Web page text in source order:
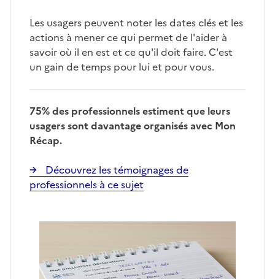
Les usagers peuvent noter les dates clés et les
actions à mener ce qui permet de l'aider à
savoir où il en est et ce qu'il doit faire. C'est
un gain de temps pour lui et pour vous.
75% des professionnels estiment que leurs
usagers sont davantage organisés avec Mon
Récap.
Découvrez les témoignages de
professionnels à ce sujet